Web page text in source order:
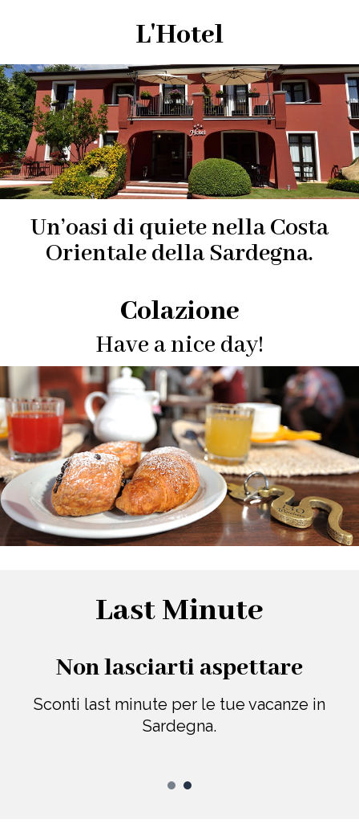
L'Hotel
Un’oasi di quiete nella Costa
Orientale della Sardegna.
Colazione
Have a nice day!
Last Minute
Non lasciarti aspettare
Sconti last minute per le tue vacanze in
Sardegna.